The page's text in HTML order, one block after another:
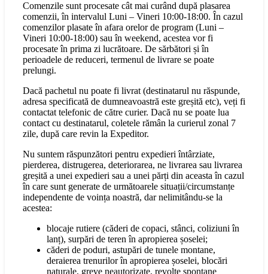
Comenzile sunt procesate cât mai curând după plasarea
comenzii, în intervalul Luni – Vineri 10:00-18:00. În cazul
comenzilor plasate în afara orelor de program (Luni –
Vineri 10:00-18:00) sau în weekend, acestea vor fi
procesate în prima zi lucrătoare. De sărbători și în
perioadele de reduceri, termenul de livrare se poate
prelungi.
Dacă pachetul nu poate fi livrat (destinatarul nu răspunde,
adresa specificată de dumneavoastră este greșită etc), veți fi
contactat telefonic de către curier. Dacă nu se poate lua
contact cu destinatarul, coletele rămân la curierul zonal 7
zile, după care revin la Expeditor.
Nu suntem răspunzători pentru expedieri întârziate,
pierderea, distrugerea, deteriorarea, ne livrarea sau livrarea
greșită a unei expedieri sau a unei părți din aceasta în cazul
în care sunt generate de următoarele situații/circumstanțe
independente de voința noastră, dar nelimitându-se la
acestea:
blocaje rutiere (căderi de copaci, stânci, coliziuni în
lanț), surpări de teren în apropierea șoselei;
căderi de poduri, astupări de tunele montane,
deraierea trenurilor în apropierea șoselei, blocări
naturale, greve neautorizate, revolte spontane